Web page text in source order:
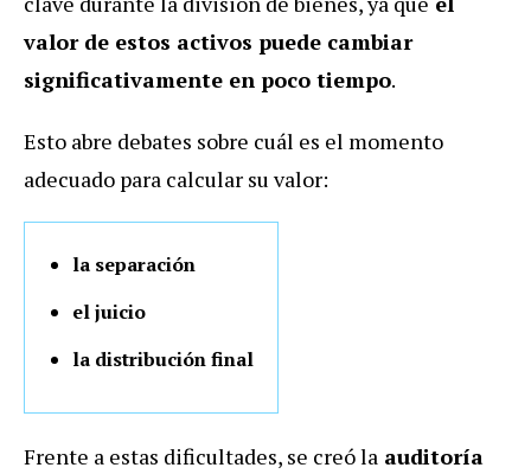
valor de estos activos puede cambiar
significativamente en poco tiempo.
Esto abre debates sobre cuál es el momento
adecuado para calcular su valor:
la separación
el juicio
la distribución final
Frente a estas dificultades, se creó la auditoría